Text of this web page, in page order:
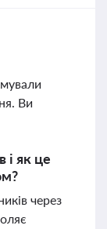
Ви
і як це
через